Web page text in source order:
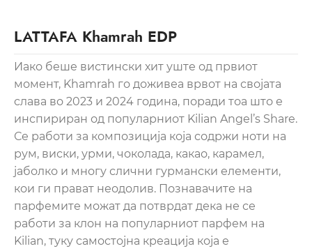
LATTAFA Khamrah EDP
Иако беше вистински хит уште од првиот
момент, Khamrah го доживеа врвот на својата
слава во 2023 и 2024 година, поради тоа што е
инспириран од популарниот Kilian Angel’s Share.
Се работи за композиција која содржи ноти на
рум, виски, урми, чоколада, какао, карамел,
јаболко и многу слични гурмански елементи,
кои ги прават неодолив. Познавачите на
парфемите можат да потврдат дека не се
работи за клон на популарниот парфем на
Kilian, туку самостојна креација која е